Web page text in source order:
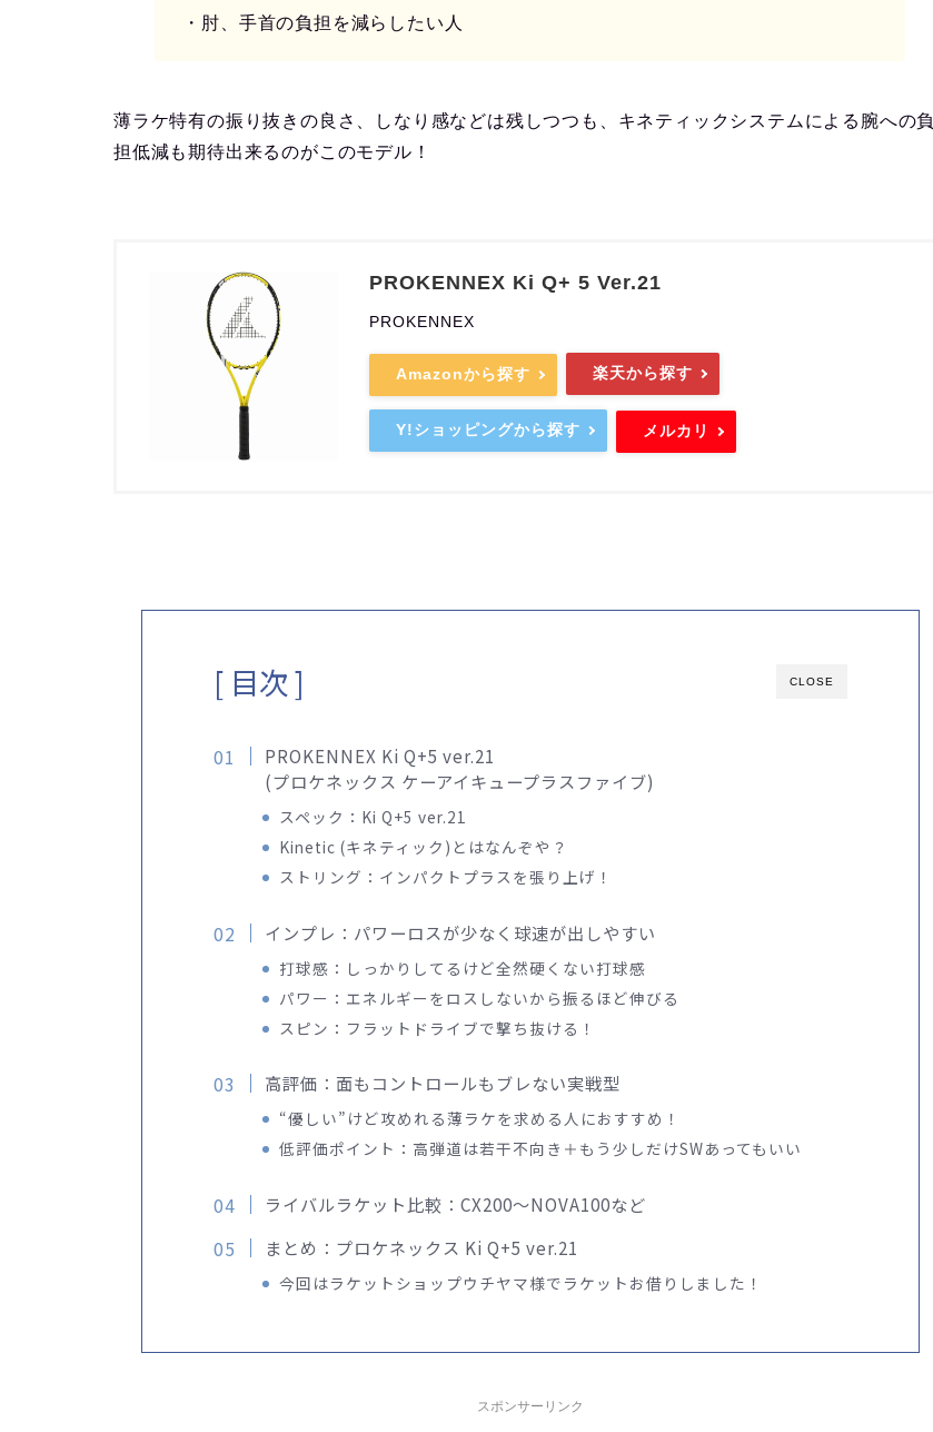
・肘、手首の負担を減らしたい人
薄ラケ特有の振り抜きの良さ、しなり感などは残しつつも、キネティックシステムによる腕への負
担低減も期待出来るのがこのモデル！
PROKENNEX Ki Q+ 5 Ver.21
PROKENNEX
Amazonから探す 楽天から探す
Y!ショッピングから探す メルカリ
CLOSE
[ 目次 ]
PROKENNEX Ki Q+5 ver.21
(プロケネックス ケーアイキュープラスファイブ)
スペック：Ki Q+5 ver.21
Kinetic (キネティック)とはなんぞや？
ストリング：インパクトプラスを張り上げ！
インプレ：パワーロスが少なく球速が出しやすい
打球感：しっかりしてるけど全然硬くない打球感
パワー：エネルギーをロスしないから振るほど伸びる
スピン：フラットドライブで撃ち抜ける！
高評価：面もコントロールもブレない実戦型
“優しい”けど攻めれる薄ラケを求める人におすすめ！
低評価ポイント：高弾道は若干不向き＋もう少しだけSWあってもいい
ライバルラケット比較：CX200〜NOVA100など
まとめ：プロケネックス Ki Q+5 ver.21
今回はラケットショップウチヤマ様でラケットお借りしました！
スポンサーリンク